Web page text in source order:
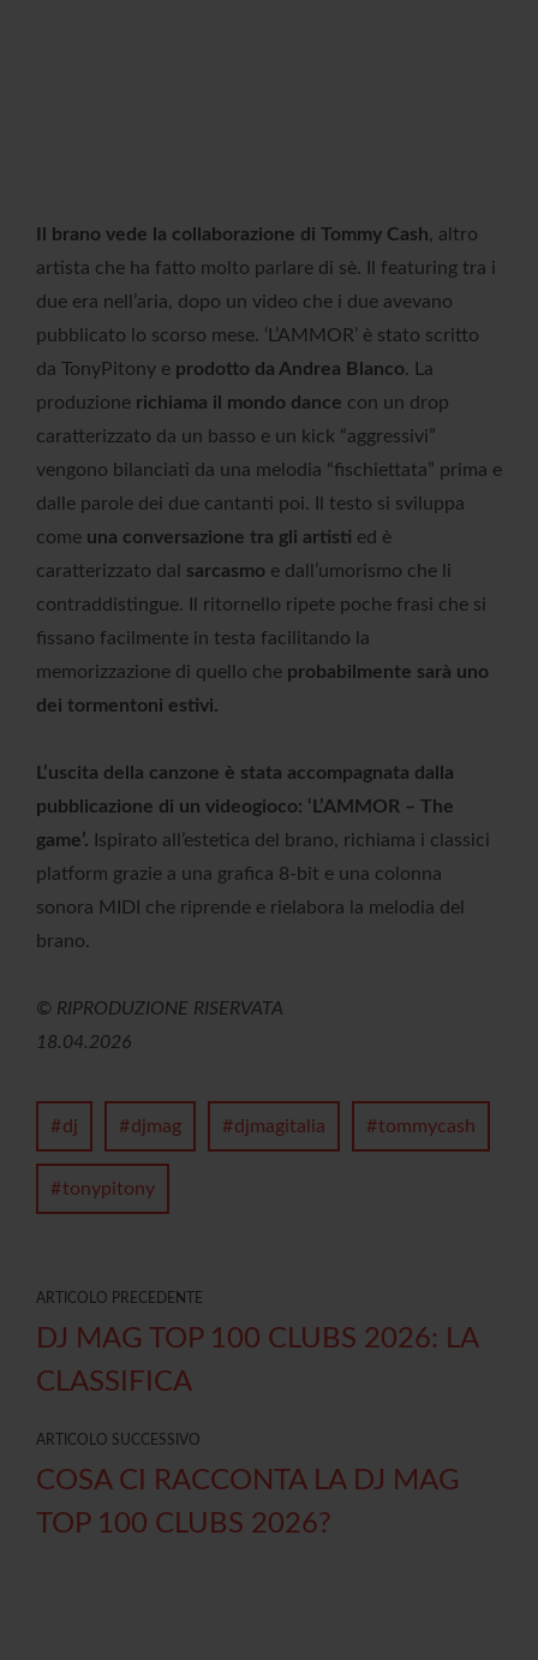
Il brano vede la collaborazione di Tommy Cash, altro
artista che ha fatto molto parlare di sè. Il featuring tra i
due era nell’aria, dopo un video che i due avevano
pubblicato lo scorso mese. ‘L’AMMOR’ è stato scritto
da TonyPitony e prodotto da Andrea Blanco. La
produzione richiama il mondo dance con un drop
caratterizzato da un basso e un kick “aggressivi”
vengono bilanciati da una melodia “fischiettata” prima e
dalle parole dei due cantanti poi. Il testo si sviluppa
come una conversazione tra gli artisti ed è
caratterizzato dal sarcasmo e dall’umorismo che li
contraddistingue. Il ritornello ripete poche frasi che si
fissano facilmente in testa facilitando la
memorizzazione di quello che probabilmente sarà uno
dei tormentoni estivi.
L’uscita della canzone è stata accompagnata dalla
pubblicazione di un videogioco: ‘L’AMMOR – The
game’. Ispirato all’estetica del brano, richiama i classici
platform grazie a una grafica 8-bit e una colonna
sonora MIDI che riprende e rielabora la melodia del
brano.
© RIPRODUZIONE RISERVATA
18.04.2026
dj djmag djmagitalia tommycash
tonypitony
ARTICOLO PRECEDENTE
DJ MAG TOP 100 CLUBS 2026: LA
CLASSIFICA
ARTICOLO SUCCESSIVO
COSA CI RACCONTA LA DJ MAG
TOP 100 CLUBS 2026?